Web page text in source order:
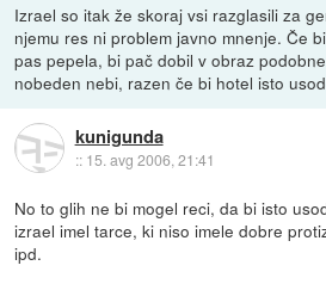
Izrael so itak že skoraj vsi razglasili za
njemu res ni problem javno mnenje. Če
pas pepela, bi pač dobil v obraz
nobeden nebi, razen če bi hotel isto
kunigunda
:: 15. avg 2006, 21:41
No to glih ne bi mogel reci, da bi isto
izrael imel tarce, ki niso imele dobre
ipd.